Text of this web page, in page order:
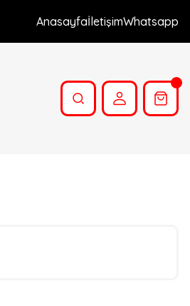
AnasayfaİletişimWhatsapp